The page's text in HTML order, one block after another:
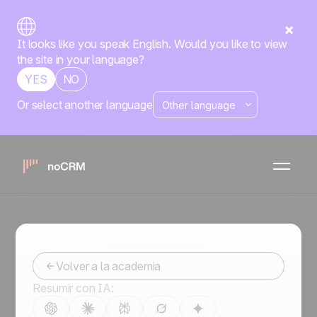
It looks like you speak English. Would you like to view
the site in your language?
YES
NO
Or select another language
Directorio de
integraciones
Conviértete en un mejor vendedor
Volver a la academia
Resumir con IA: